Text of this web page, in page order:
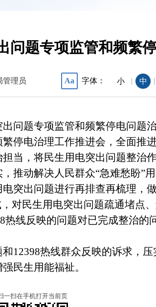
问题专项监管和频繁
管理员 Aa 字体： 小 | 中 |
问题专项监管和频繁停电问题
停电治理工作推进会，全面推
当，将民生用电突出问题整治
推动解决人民群众“急难愁盼”
突出问题进行再排查再梳理，
对民生用电突出问题疏通堵点
线反映的问题对已完成整治的
12398热线群众反映的诉求，
民生用能福祉。
一扫在手机打开当前页